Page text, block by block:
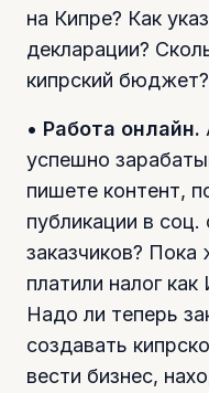
на Кипре? Как
декларации?
кипрский бюджет?
• Работа онлайн.
успешно
пишете контент,
публикации в соц.
заказчиков?
платили налог
Надо ли теперь
создавать
вести бизнес,